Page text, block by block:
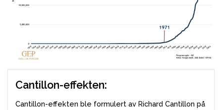
Cantillon-effekten:
Cantillon-effekten ble formulert av Richard Cantillon på